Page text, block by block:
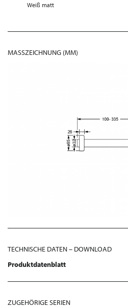
Weiß matt
MASSZEICHNUNG (MM)
TECHNISCHE DATEN – DOWNLOAD
Produktdatenblatt
ZUGEHÖRIGE SERIEN